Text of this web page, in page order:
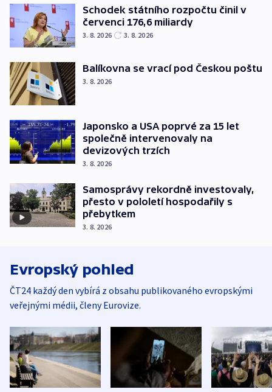
Schodek státního rozpočtu činil v
červenci 176,6 miliardy
3. 8. 2026 3. 8. 2026
Balíkovna se vrací pod Českou poštu
3. 8. 2026
Japonsko a USA poprvé za 15 let
společně intervenovaly na
devizových trzích
3. 8. 2026
Samosprávy rekordně investovaly,
přesto v pololetí hospodařily s
přebytkem
3. 8. 2026
Evropský pohled
ČT24 každý den vybírá z obsahu publikovaného evropskými
veřejnými médii, členy Eurovize.